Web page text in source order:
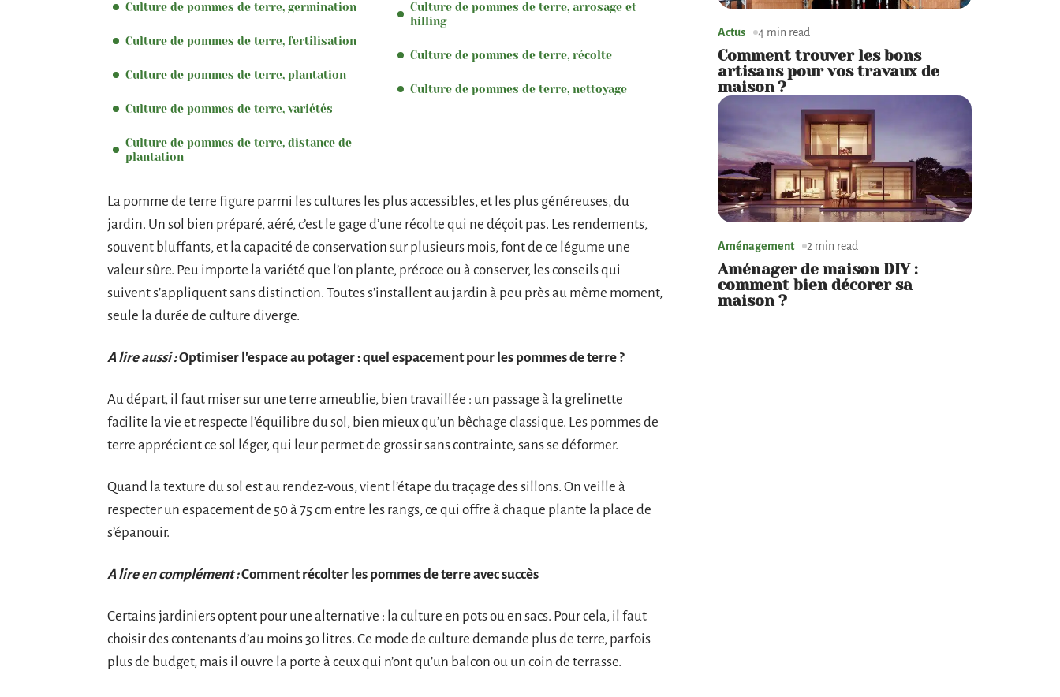
Culture de pommes de terre, germination
Culture de pommes de terre, fertilisation
Culture de pommes de terre, plantation
Culture de pommes de terre, variétés
Culture de pommes de terre, distance de
plantation
Culture de pommes de terre, arrosage et
hilling
Culture de pommes de terre, récolte
Culture de pommes de terre, nettoyage
La pomme de terre figure parmi les cultures les plus accessibles, et les plus généreuses, du
jardin. Un sol bien préparé, aéré, c’est le gage d’une récolte qui ne déçoit pas. Les rendements,
souvent bluffants, et la capacité de conservation sur plusieurs mois, font de ce légume une
valeur sûre. Peu importe la variété que l’on plante, précoce ou à conserver, les conseils qui
suivent s’appliquent sans distinction. Toutes s’installent au jardin à peu près au même moment,
seule la durée de culture diverge.
A lire aussi :Optimiser l'espace au potager : quel espacement pour les pommes de terre ?
Au départ, il faut miser sur une terre ameublie, bien travaillée : un passage à la grelinette
facilite la vie et respecte l’équilibre du sol, bien mieux qu’un bêchage classique. Les pommes de
terre apprécient ce sol léger, qui leur permet de grossir sans contrainte, sans se déformer.
Quand la texture du sol est au rendez-vous, vient l’étape du traçage des sillons. On veille à
respecter un espacement de 50 à 75 cm entre les rangs, ce qui offre à chaque plante la place de
s’épanouir.
A lire en complément :Comment récolter les pommes de terre avec succès
Certains jardiniers optent pour une alternative : la culture en pots ou en sacs. Pour cela, il faut
choisir des contenants d’au moins 30 litres. Ce mode de culture demande plus de terre, parfois
plus de budget, mais il ouvre la porte à ceux qui n’ont qu’un balcon ou un coin de terrasse.
Actus 4 min read
Comment trouver les bons
artisans pour vos travaux de
maison ?
Aménagement 2 min read
Aménager de maison DIY :
comment bien décorer sa
maison ?